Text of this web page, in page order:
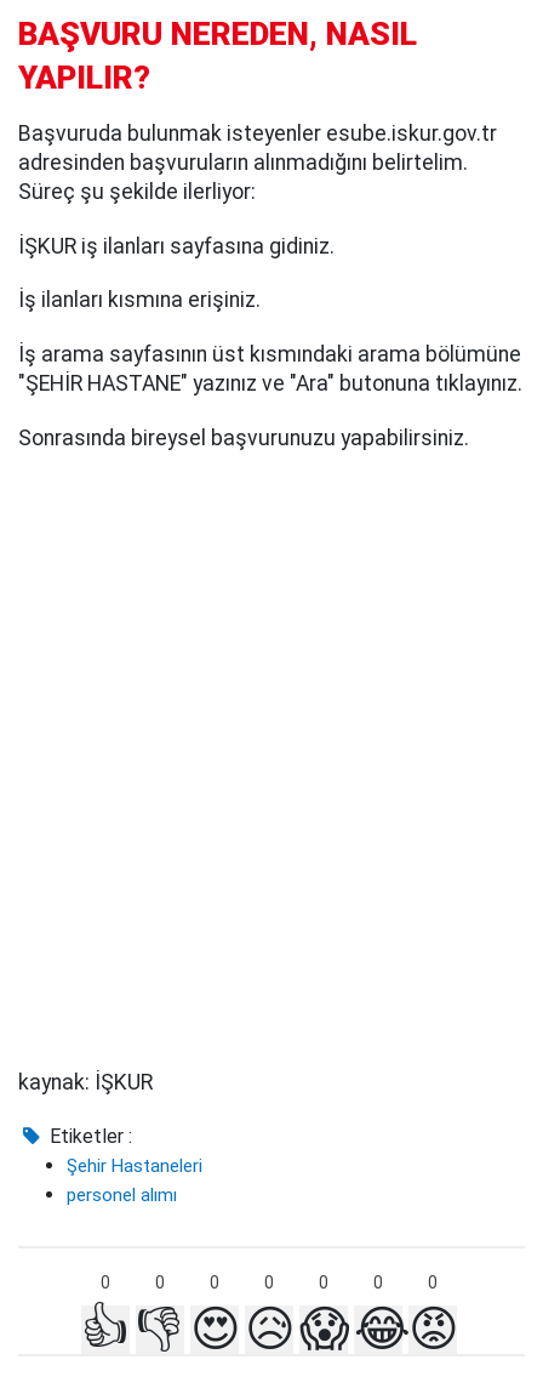
BAŞVURU NEREDEN, NASIL
YAPILIR?
Başvuruda bulunmak isteyenler esube.iskur.gov.tr
adresinden başvuruların alınmadığını belirtelim.
Süreç şu şekilde ilerliyor:
İŞKUR iş ilanları sayfasına gidiniz.
İş ilanları kısmına erişiniz.
İş arama sayfasının üst kısmındaki arama bölümüne
"ŞEHİR HASTANE" yazınız ve "Ara" butonuna tıklayınız.
Sonrasında bireysel başvurunuzu yapabilirsiniz.
kaynak: İŞKUR
Etiketler :
Şehir Hastaneleri
personel alımı
0 0 0 0 0 0 0
👍 👎 😍😥😱😂😡